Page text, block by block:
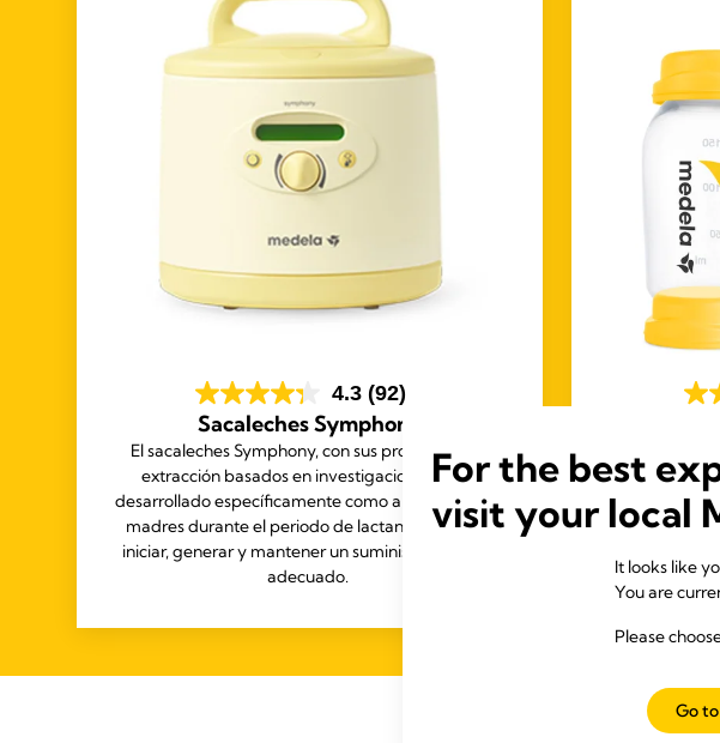
4.3 (92)
Sacaleches Symphony
El sacaleches Symphony, con sus programas de
extracción basados en investigaciones, se ha
desarrollado específicamente como apoyo para las
madres durante el periodo de lactancia: ayuda a
iniciar, generar y mantener un suministro de leche
adecuado.
Los
For the best
visit your local
It looks like
You are
Please
Go